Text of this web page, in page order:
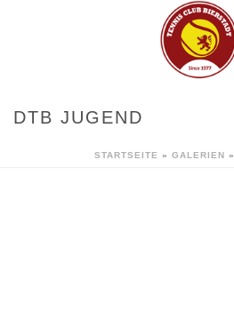
DTB JUGEND
STARTSEITE » GALERIEN »